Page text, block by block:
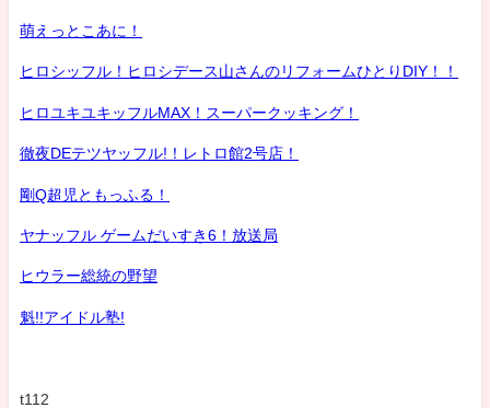
萌えっとこあに！
ヒロシッフル！ヒロシデース山さんのリフォームひとりDIY！！
ヒロユキユキッフルMAX！スーパークッキング！
徹夜DEテツヤッフル!！レトロ館2号店！
剛Q超児ともっふる！
ヤナッフル ゲームだいすき6！放送局
ヒウラー総統の野望
魁!!アイドル塾!
t112